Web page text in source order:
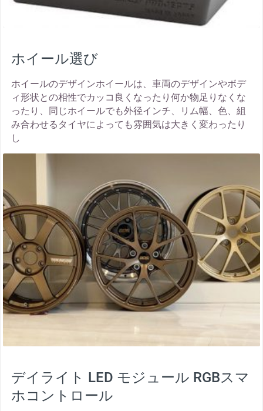
ホイール選び
ホイールのデザインホイールは、車両のデザインやボデ
ィ形状との相性でカッコ良くなったり何か物足りなくな
ったり、同じホイールでも外径インチ、リム幅、色、組
み合わせるタイヤによっても雰囲気は大きく変わったり
し
デイライト LED モジュール RGBスマ
ホコントロール